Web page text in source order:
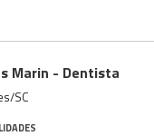
Marin - Dentista
SC